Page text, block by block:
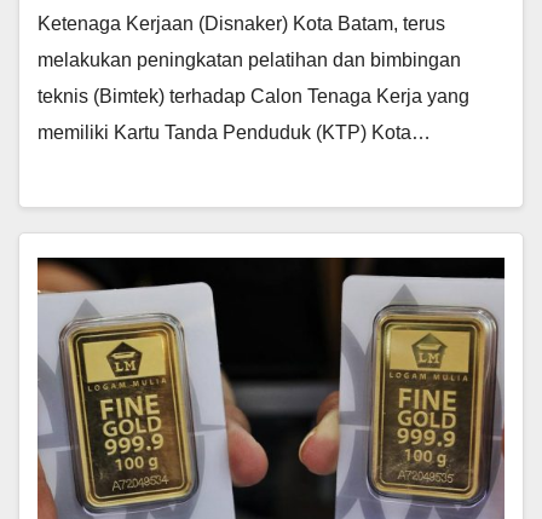
Ketenaga Kerjaan (Disnaker) Kota Batam, terus
melakukan peningkatan pelatihan dan bimbingan
teknis (Bimtek) terhadap Calon Tenaga Kerja yang
memiliki Kartu Tanda Penduduk (KTP) Kota…